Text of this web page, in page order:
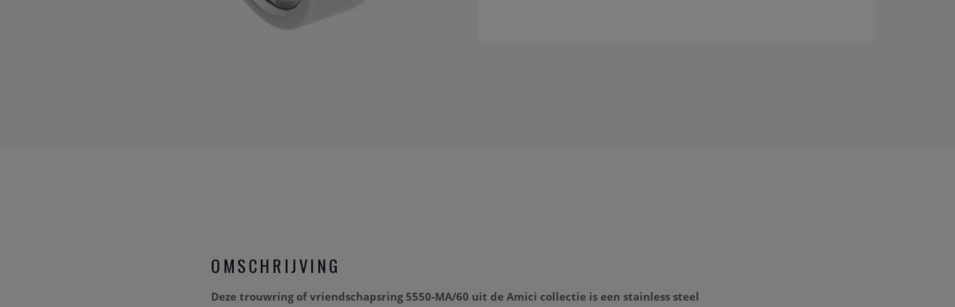
OMSCHRIJVING
Deze trouwring of vriendschapsring 5550-MA/60 uit de Amici collectie is een stainless steel